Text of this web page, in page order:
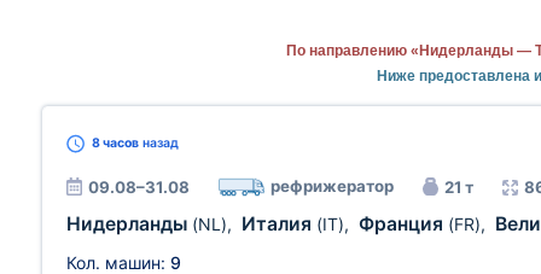
По направлению «Нидерланды —
Ниже
8 часов назад
09.08–31.08 рефрижератор 21 т
Нидерланды (NL), Италия (IT), Франция (FR),
Кол. машин: 9